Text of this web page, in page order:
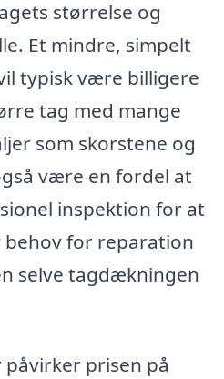
størrelse og
Et mindre, simpelt
typisk være billigere
tag med mange
som skorstene og
være en fordel at
inspektion for at
for reparation
selve tagdækningen
prisen på